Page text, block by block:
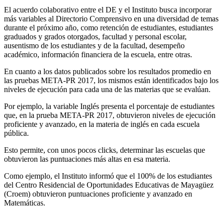
El acuerdo colaborativo entre el DE y el Instituto busca incorporar
más variables al Directorio Comprensivo en una diversidad de temas
durante el próximo año, como retención de estudiantes, estudiantes
graduados y grados otorgados, facultad y personal escolar,
ausentismo de los estudiantes y de la facultad, desempeño
académico, información financiera de la escuela, entre otras.
En cuanto a los datos publicados sobre los resultados promedio en
las pruebas META-PR 2017, los mismos están identificados bajo los
niveles de ejecución para cada una de las materias que se evalúan.
Por ejemplo, la variable Inglés presenta el porcentaje de estudiantes
que, en la prueba META-PR 2017, obtuvieron niveles de ejecución
proficiente y avanzado, en la materia de inglés en cada escuela
pública.
Esto permite, con unos pocos clicks, determinar las escuelas que
obtuvieron las puntuaciones más altas en esa materia.
Como ejemplo, el Instituto informó que el 100% de los estudiantes
del Centro Residencial de Oportunidades Educativas de Mayagüez
(Croem) obtuvieron puntuaciones proficiente y avanzado en
Matemáticas.